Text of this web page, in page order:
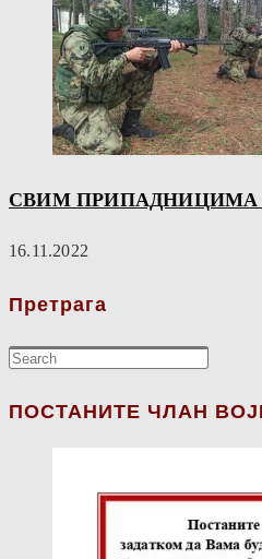
СВИМ ПРИПАДНИЦИМА
16.11.2022
Претрага
ПОСТАНИТЕ ЧЛАН